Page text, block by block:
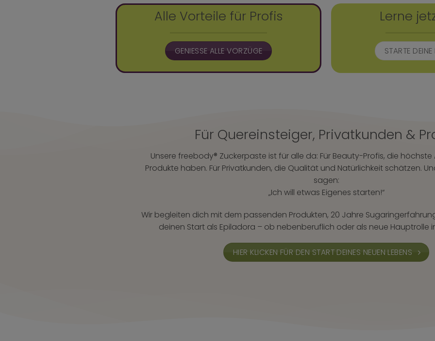
Alle Vorteile für Profis
GENIESSE ALLE VORZÜGE
Lerne
STARTE
Für Quereinsteiger, Privatkunden &
Unsere freebody® Zuckerpaste ist für alle da: Für Beauty-Profis, die
Produkte haben. Für Privatkunden, die Qualität und Natürlichkeit schätzen.
sagen:
„Ich will etwas Eigenes starten!“
Wir begleiten dich mit dem passenden Produkten, 20 Jahre
deinen Start als Epiladora – ob nebenberuflich oder als neue Hauptrolle
HIER KLICKEN FÜR DEN START DEINES NEUEN LEBENS